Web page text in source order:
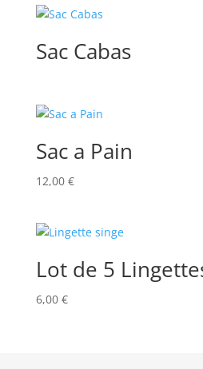
Sac Cabas
Sac a Pain
12,00 €
Lot de 5
6,00 €